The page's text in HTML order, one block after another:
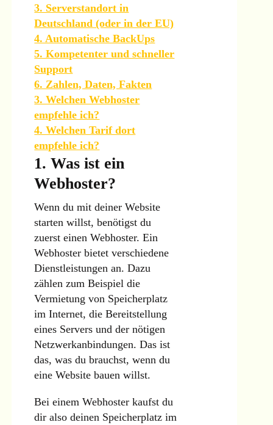
3. Serverstandort in
Deutschland (oder in der EU)
4. Automatische BackUps
5. Kompetenter und schneller
Support
6. Zahlen, Daten, Fakten
3. Welchen Webhoster
empfehle ich?
4. Welchen Tarif dort
empfehle ich?
1. Was ist ein
Webhoster?
Wenn du mit deiner Website
starten willst, benötigst du
zuerst einen Webhoster. Ein
Webhoster bietet verschiedene
Dienstleistungen an. Dazu
zählen zum Beispiel die
Vermietung von Speicherplatz
im Internet, die Bereitstellung
eines Servers und der nötigen
Netzwerkanbindungen. Das ist
das, was du brauchst, wenn du
eine Website bauen willst.
Bei einem Webhoster kaufst du
dir also deinen Speicherplatz im